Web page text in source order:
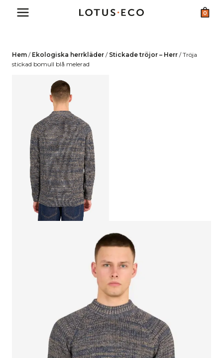
0
Hem / Ekologiska herrkläder / Stickade tröjor – Herr /Tröja
stickad bomull blå melerad